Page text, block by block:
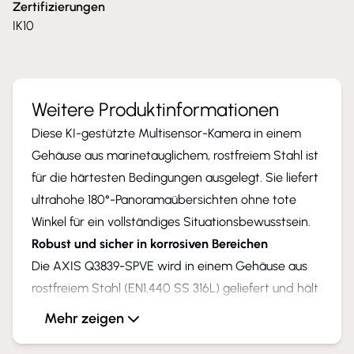
Zertifizierungen
IK10
Weitere Produktinformationen
Diese KI-gestützte Multisensor-Kamera in einem
Gehäuse aus marinetauglichem, rostfreiem Stahl ist
für die härtesten Bedingungen ausgelegt. Sie liefert
ultrahohe 180°-Panoramaübersichten ohne tote
Winkel für ein vollständiges Situationsbewusstsein.
Robust und sicher in korrosiven Bereichen
Die AXIS Q3839-SPVE wird in einem Gehäuse aus
rostfreiem Stahl (EN1.440 SS 316L) geliefert und hält
den korrosiven Auswirkungen von Meerwasser
stand. Damit eignet sie sich ideal für die
Mehr zeigen